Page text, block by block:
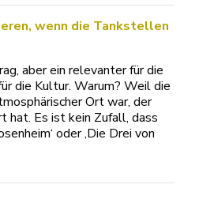
wenn die Tankstellen
aber ein relevanter für die
die Kultur. Warum? Weil die
Ort war, der
hat. Es ist kein Zufall, dass
oder ‚Die Drei von